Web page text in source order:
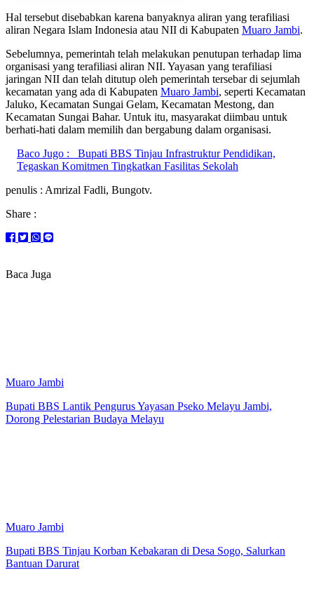
Hal tersebut disebabkan karena banyaknya aliran yang terafiliasi
aliran Negara Islam Indonesia atau NII di Kabupaten Muaro Jambi.
Sebelumnya, pemerintah telah melakukan penutupan terhadap lima
organisasi yang terafiliasi aliran NII. Yayasan yang terafiliasi
jaringan NII dan telah ditutup oleh pemerintah tersebar di sejumlah
kecamatan yang ada di Kabupaten Muaro Jambi, seperti Kecamatan
Jaluko, Kecamatan Sungai Gelam, Kecamatan Mestong, dan
Kecamatan Sungai Bahar. Untuk itu, masyarakat diimbau untuk
berhati-hati dalam memilih dan bergabung dalam organisasi.
Baco Jugo :
Bupati BBS Tinjau Infrastruktur Pendidikan,
Tegaskan Komitmen Tingkatkan Fasilitas Sekolah
penulis : Amrizal Fadli, Bungotv.
Share :
Baca Juga
Muaro Jambi
Bupati BBS Lantik Pengurus Yayasan Pseko Melayu Jambi,
Dorong Pelestarian Budaya Melayu
Muaro Jambi
Bupati BBS Tinjau Korban Kebakaran di Desa Sogo, Salurkan
Bantuan Darurat